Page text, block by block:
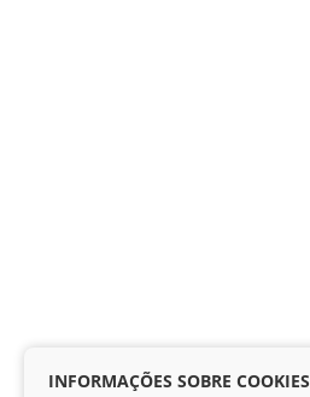
INFORMAÇÕES SOBRE COOKIES